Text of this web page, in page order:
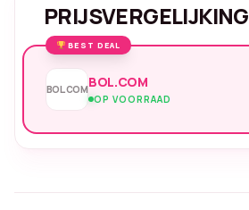
PRIJSVERGELIJKING
BEST DEAL
BOL.COMBOL.COM
OP VOORRAAD